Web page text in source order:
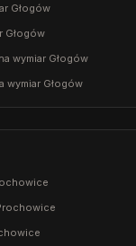
Głogów
Głogów
wymiar Głogów
wymiar Głogów